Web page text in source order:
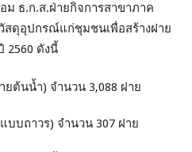
ม ธ.ก.ส.ฝ่ายกิจการสาขาภาค
ดุอุปกรณ์แก่ชุมชนเพื่อสร้างฝาย
2560 ดังนี้
ยต้นน้ำ) จำนวน 3,088 ฝาย
บบถาวร) จำนวน 307 ฝาย